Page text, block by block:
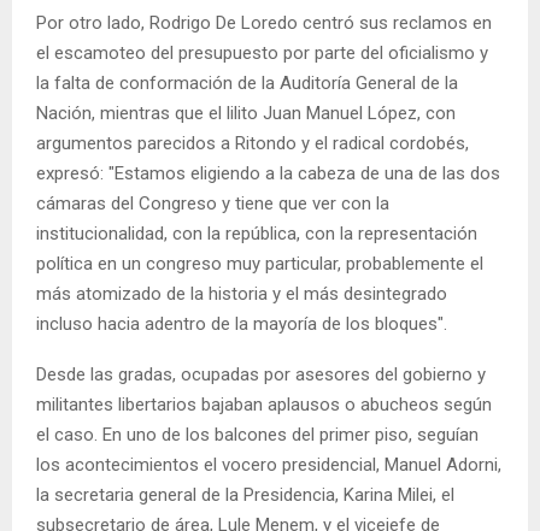
Por otro lado, Rodrigo De Loredo centró sus reclamos en
el escamoteo del presupuesto por parte del oficialismo y
la falta de conformación de la Auditoría General de la
Nación, mientras que el lilito Juan Manuel López, con
argumentos parecidos a Ritondo y el radical cordobés,
expresó: "Estamos eligiendo a la cabeza de una de las dos
cámaras del Congreso y tiene que ver con la
institucionalidad, con la república, con la representación
política en un congreso muy particular, probablemente el
más atomizado de la historia y el más desintegrado
incluso hacia adentro de la mayoría de los bloques".
Desde las gradas, ocupadas por asesores del gobierno y
militantes libertarios bajaban aplausos o abucheos según
el caso. En uno de los balcones del primer piso, seguían
los acontecimientos el vocero presidencial, Manuel Adorni,
la secretaria general de la Presidencia, Karina Milei, el
subsecretario de área, Lule Menem, y el vicejefe de